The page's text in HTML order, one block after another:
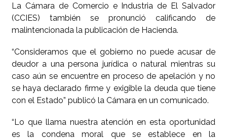
La Cámara de Comercio e Industria de El Salvador
(CCIES) también se pronunció calificando de
malintencionada la publicación de Hacienda.
“Consideramos que el gobierno no puede acusar de
deudor a una persona jurídica o natural mientras su
caso aún se encuentre en proceso de apelación y no
se haya declarado firme y exigible la deuda que tiene
con el Estado” publicó la Cámara en un comunicado.
“Lo que llama nuestra atención en esta oportunidad
es la condena moral que se establece en la